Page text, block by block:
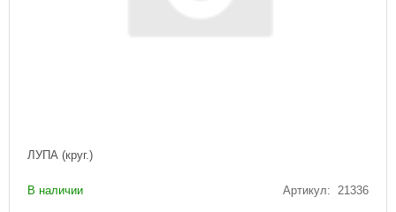
ЛУПА (круг.)
В наличии Артикул: 21336